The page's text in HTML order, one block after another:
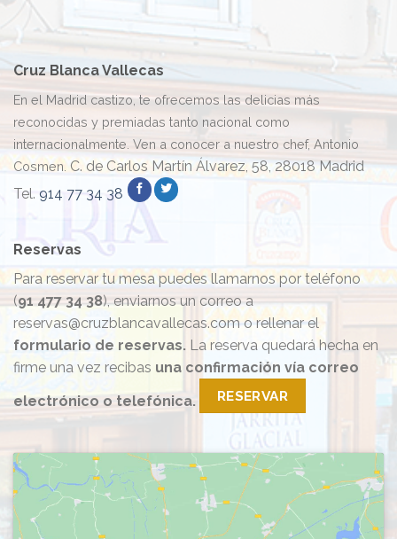
Cruz Blanca Vallecas
En el Madrid castizo, te ofrecemos las delicias más
reconocidas y premiadas tanto nacional como
internacionalmente. Ven a conocer a nuestro chef, Antonio
Cosmen. C. de Carlos Martín Álvarez, 58, 28018 Madrid
Tel. 914 77 34 38
Reservas
Para reservar tu mesa puedes llamarnos por teléfono
(91 477 34 38), enviarnos un correo a
reservas@cruzblancavallecas.com o rellenar el
formulario de reservas. La reserva quedará hecha en
firme una vez recibas una confirmación vía correo
electrónico o telefónica. RESERVAR